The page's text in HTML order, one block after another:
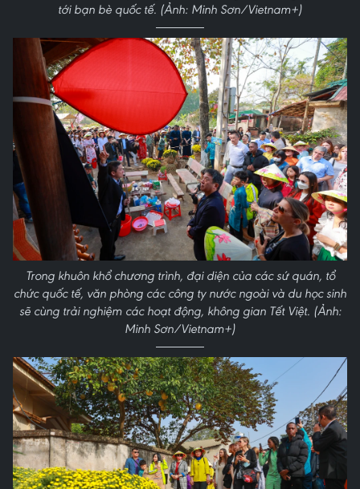
tới bạn bè quốc tế. (Ảnh: Minh Sơn/Vietnam+)
Trong khuôn khổ chương trình, đại diện của các sứ quán, tổ
chức quốc tế, văn phòng các công ty nước ngoài và du học sinh
sẽ cùng trải nghiệm các hoạt động, không gian Tết Việt. (Ảnh:
Minh Sơn/Vietnam+)